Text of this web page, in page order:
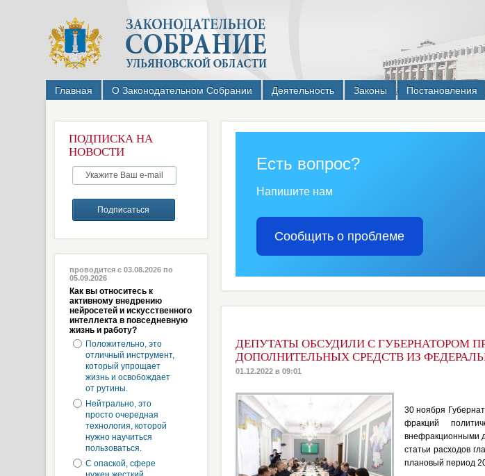
Главная О Законодательном Собрании Деятельность Законы Постановления
ПОДПИСКА НА
НОВОСТИ
проводится с 03.08.2026 по
05.09.2026
Как вы относитесь к
активному внедрению
нейросетей и искусственного
интеллекта в повседневную
жизнь и работу?
Положительно, это
отличный инструмент,
который упрощает
жизнь и освобождает
от рутины.
Нейтрально, это
просто очередная
технология, которой
нужно научиться
пользоваться.
С опаской, сфере
Есть вопрос?
Напишите нам
Сообщить о проблеме
ДЕПУТАТЫ ОБСУДИЛИ С ГУБЕРНАТОРОМ
ДОПОЛНИТЕЛЬНЫХ СРЕДСТВ ИЗ
01.12.2022 в 09:01
30 ноября
фракций
внефракционными
статьи расходов
плановый период